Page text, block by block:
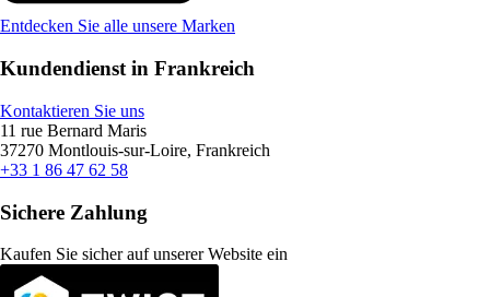
Entdecken Sie alle unsere Marken
Kundendienst in Frankreich
Kontaktieren Sie uns
11 rue Bernard Maris
37270 Montlouis-sur-Loire, Frankreich
+33 1 86 47 62 58
Sichere Zahlung
Kaufen Sie sicher auf unserer Website ein